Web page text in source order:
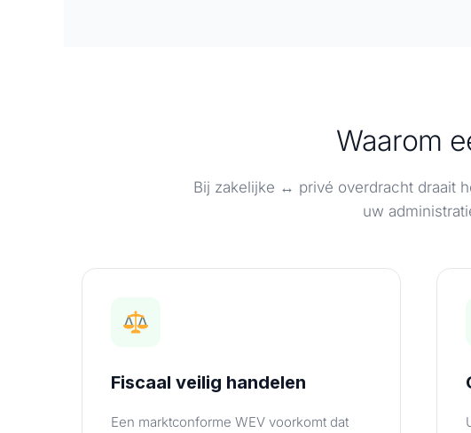
Waarom
Bij zakelijke ↔ privé overdracht draait
uw
Fiscaal veilig handelen
Een marktconforme WEV voorkomt dat